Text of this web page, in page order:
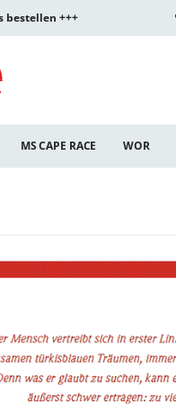
bestellen +++
MS CAPE RACE WOR